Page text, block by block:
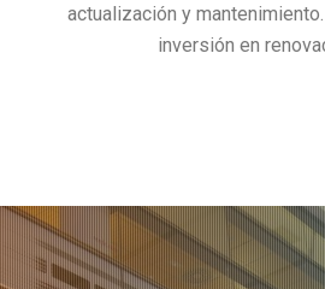
actualización y
inversión en